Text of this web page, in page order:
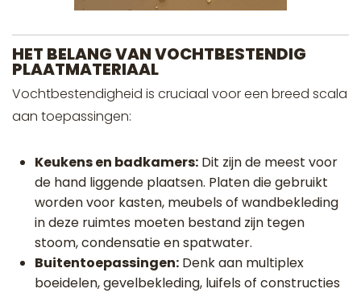
HET BELANG VAN VOCHTBESTENDIG
PLAATMATERIAAL
Vochtbestendigheid is cruciaal voor een breed scala
aan toepassingen:
Keukens en badkamers: Dit zijn de meest voor
de hand liggende plaatsen. Platen die gebruikt
worden voor kasten, meubels of wandbekleding
in deze ruimtes moeten bestand zijn tegen
stoom, condensatie en spatwater.
Buitentoepassingen: Denk aan multiplex
boeidelen, gevelbekleding, luifels of constructies